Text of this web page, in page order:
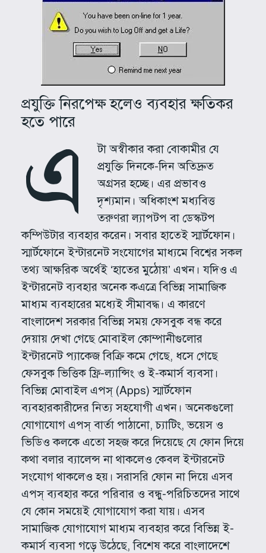
প্রযুক্তি নিরপেক্ষ হলেও ব্যবহার ক্ষতিকর
হতে পারে
এ
টা অস্বীকার করা বোকামীর যে
প্রযুক্তি দিনকে-দিন অতিদ্রুত
অগ্রসর হচ্ছে। এর প্রভাবও
দৃশ্যমান। অধিকাংশ মধ্যবিত্ত
তরুণরা ল্যাপটপ বা ডেস্কটপ
কম্পিউটার ব্যবহার করেন। সবার হাতেই স্মার্টফোন।
স্মার্টফোনে ইন্টারনেট সংযোগের মাধ্যমে বিশ্বের সকল
তথ্য আক্ষরিক অর্থেই ‘হাতের মুঠোয়’ এখন। যদিও এ
ইন্টারনেট ব্যবহার অনেক কএত্রে বিভিন্ন সামাজিক
মাধ্যম ব্যবহারের মধ্যেই সীমাবদ্ধ। এ কারণে
বাংলাদেশ সরকার বিভিন্ন সময় ফেসবুক বন্ধ করে
দেয়ায় দেখা গেছে মোবাইল কোম্পানীগুলোর
ইন্টারনেট প্যাকেজ বিক্রি কমে গেছে, ধসে গেছে
ফেসবুক ভিত্তিক ফ্রি-ল্যান্সিং ও ই-কমার্স ব্যবসা।
বিভিন্ন মোবাইল এপস্ (Apps) স্মার্টফোন
ব্যবহারকারীদের নিত্য সহযোগী এখন। অনেকগুলো
যোগাযোগ এপস্ বার্তা পাঠানো, চ্যাটিং, ভয়েস ও
ভিডিও কলকে এতো সহজ করে দিয়েছে যে ফোন দিয়ে
কথা বলার ব্যালেন্স না থাকলেও কেবল ইন্টারনেট
সংযোগ থাকলেও হয়। সরাসরি ফোন না দিয়ে এসব
এপস্ ব্যবহার করে পরিবার ও বন্ধু-পরিচিতদের সাথে
যে কোন সময়েই যোগাযোগ করা যায়। এসব
সামাজিক যোগাযোগ মাধ্যম ব্যবহার করে বিভিন্ন ই-
কমার্স ব্যবসা গড়ে উঠেছে, বিশেষ করে বাংলাদেশে